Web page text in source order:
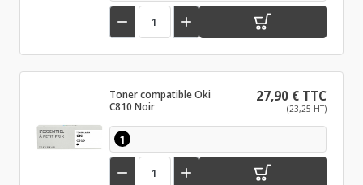
 
Toner compatible Oki
C810 Noir
27,90 € TTC
(23,25 HT)
1
 